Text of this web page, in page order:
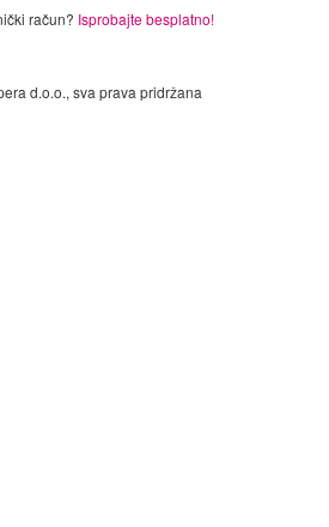
račun? Isprobajte besplatno!
d.o.o., sva prava pridržana